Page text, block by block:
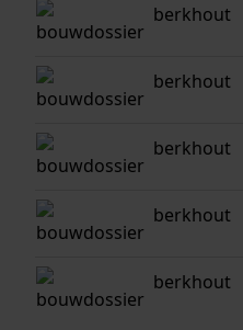
berkhout
berkhout
berkhout
berkhout
berkhout